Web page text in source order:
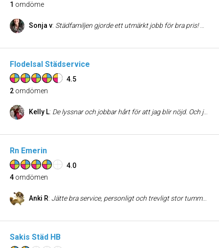
1 omdöme
Sonja v: Städfamiljen gjorde ett utmärkt jobb för bra pris! Mycket pålitliga. Dessutom trevligt bemötande och professionella. De höll löpande kontakt och lämnade efter sig en välkommen-blomma till de som köpt vår lägenhet - med visitkort och uppmaning att kontakta dem direkt istälet för oss om något inte var bra. Ansvar och professionalism - det gillar vi!
Flodelsal Städservice
4.5
2 omdömen
Kelly L: De lyssnar och jobbar hårt för att jag blir nöjd. Och jag är det!
Rn Emerin
4.0
4 omdömen
Anki R: Jätte bra service, personligt och trevligt stor tumme upp.
Sakis Städ HB